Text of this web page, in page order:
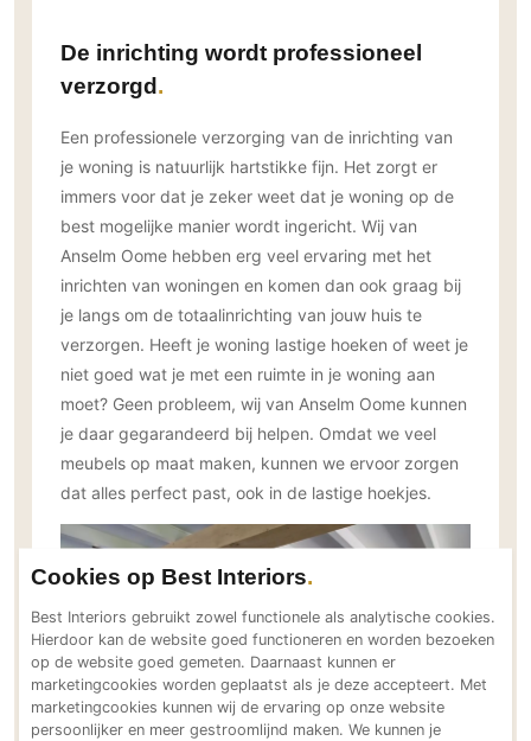
Vloeren
PVC vloeren
Gietvloeren
Houten vloeren
Natuursteen en keramiek vloeren
Vloerkleden
Afwerking
Wandafwerking
Behang / Wandtextiel
Natuursteen en keramiek
Leer
Stucwerk
Spuitwerk
Technologie
Audio/Video
De inrichting wordt professioneel
verzorgd
Een professionele verzorging van de inrichting van
je woning is natuurlijk hartstikke fijn. Het zorgt er
immers voor dat je zeker weet dat je woning op de
best mogelijke manier wordt ingericht. Wij van
Anselm Oome hebben erg veel ervaring met het
inrichten van woningen en komen dan ook graag bij
je langs om de totaalinrichting van jouw huis te
verzorgen. Heeft je woning lastige hoeken of weet je
niet goed wat je met een ruimte in je woning aan
moet? Geen probleem, wij van Anselm Oome kunnen
je daar gegarandeerd bij helpen. Omdat we veel
meubels op maat maken, kunnen we ervoor zorgen
dat alles perfect past, ook in de lastige hoekjes.
Cookies op Best Interiors
Best Interiors gebruikt zowel functionele als analytische cookies.
Hierdoor kan de website goed functioneren en worden bezoeken
op de website goed gemeten. Daarnaast kunnen er
marketingcookies worden geplaatst als je deze accepteert. Met
marketingcookies kunnen wij de ervaring op onze website
persoonlijker en meer gestroomlijnd maken. We kunnen je